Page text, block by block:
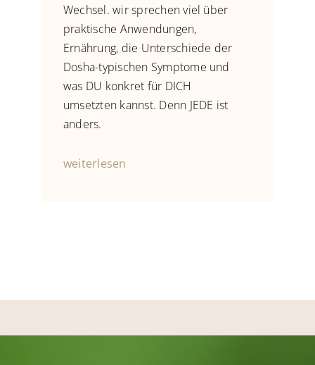
Wechsel. wir sprechen viel über
praktische Anwendungen,
Ernährung, die Unterschiede der
Dosha-typischen Symptome und
was DU konkret für DICH
umsetzten kannst. Denn JEDE ist
anders.
weiterlesen